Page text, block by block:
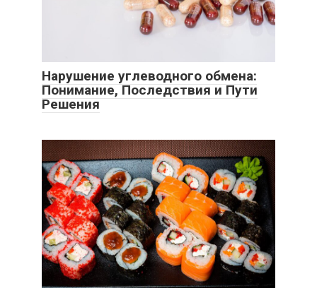
Нарушение углеводного обмена:
Понимание, Последствия и Пути
Решения